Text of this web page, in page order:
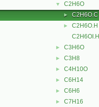
▼ C2H6O
► C2H6O.C
►
C2H6O.H
C2H6OI.H
► C3H6O
► C3H8
► C4H10O
► C6H14
► C6H6
► C7H16